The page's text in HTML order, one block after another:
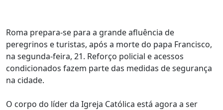
Roma prepara-se para a grande afluência de
peregrinos e turistas, após a morte do papa Francisco,
na segunda-feira, 21. Reforço policial e acessos
condicionados fazem parte das medidas de segurança
na cidade.
O corpo do líder da Igreja Católica está agora a ser